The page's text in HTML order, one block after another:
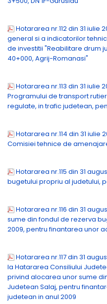
Hotararea nr.112 din 31
general si a indicatorilor
de investitii "Reabilitare drum
40+000, Agrij-Romanasi"
Hotararea nr.113 din 31 iulie
Programului de transport
regulate, in trafic judetean,
Hotararea nr.114 din 31
Comisiei tehnice de
Hotararea nr.115 din 31
bugetului propriu al judetului,
Hotararea nr.116 din 31
sume din fondul de rezerva
2009, pentru finantarea unor
Hotararea nr.117 din 31
la Hatararea Consiliului
privind alocarea unor sume
Judetean Salaj, pentru
judetean in anul 2009